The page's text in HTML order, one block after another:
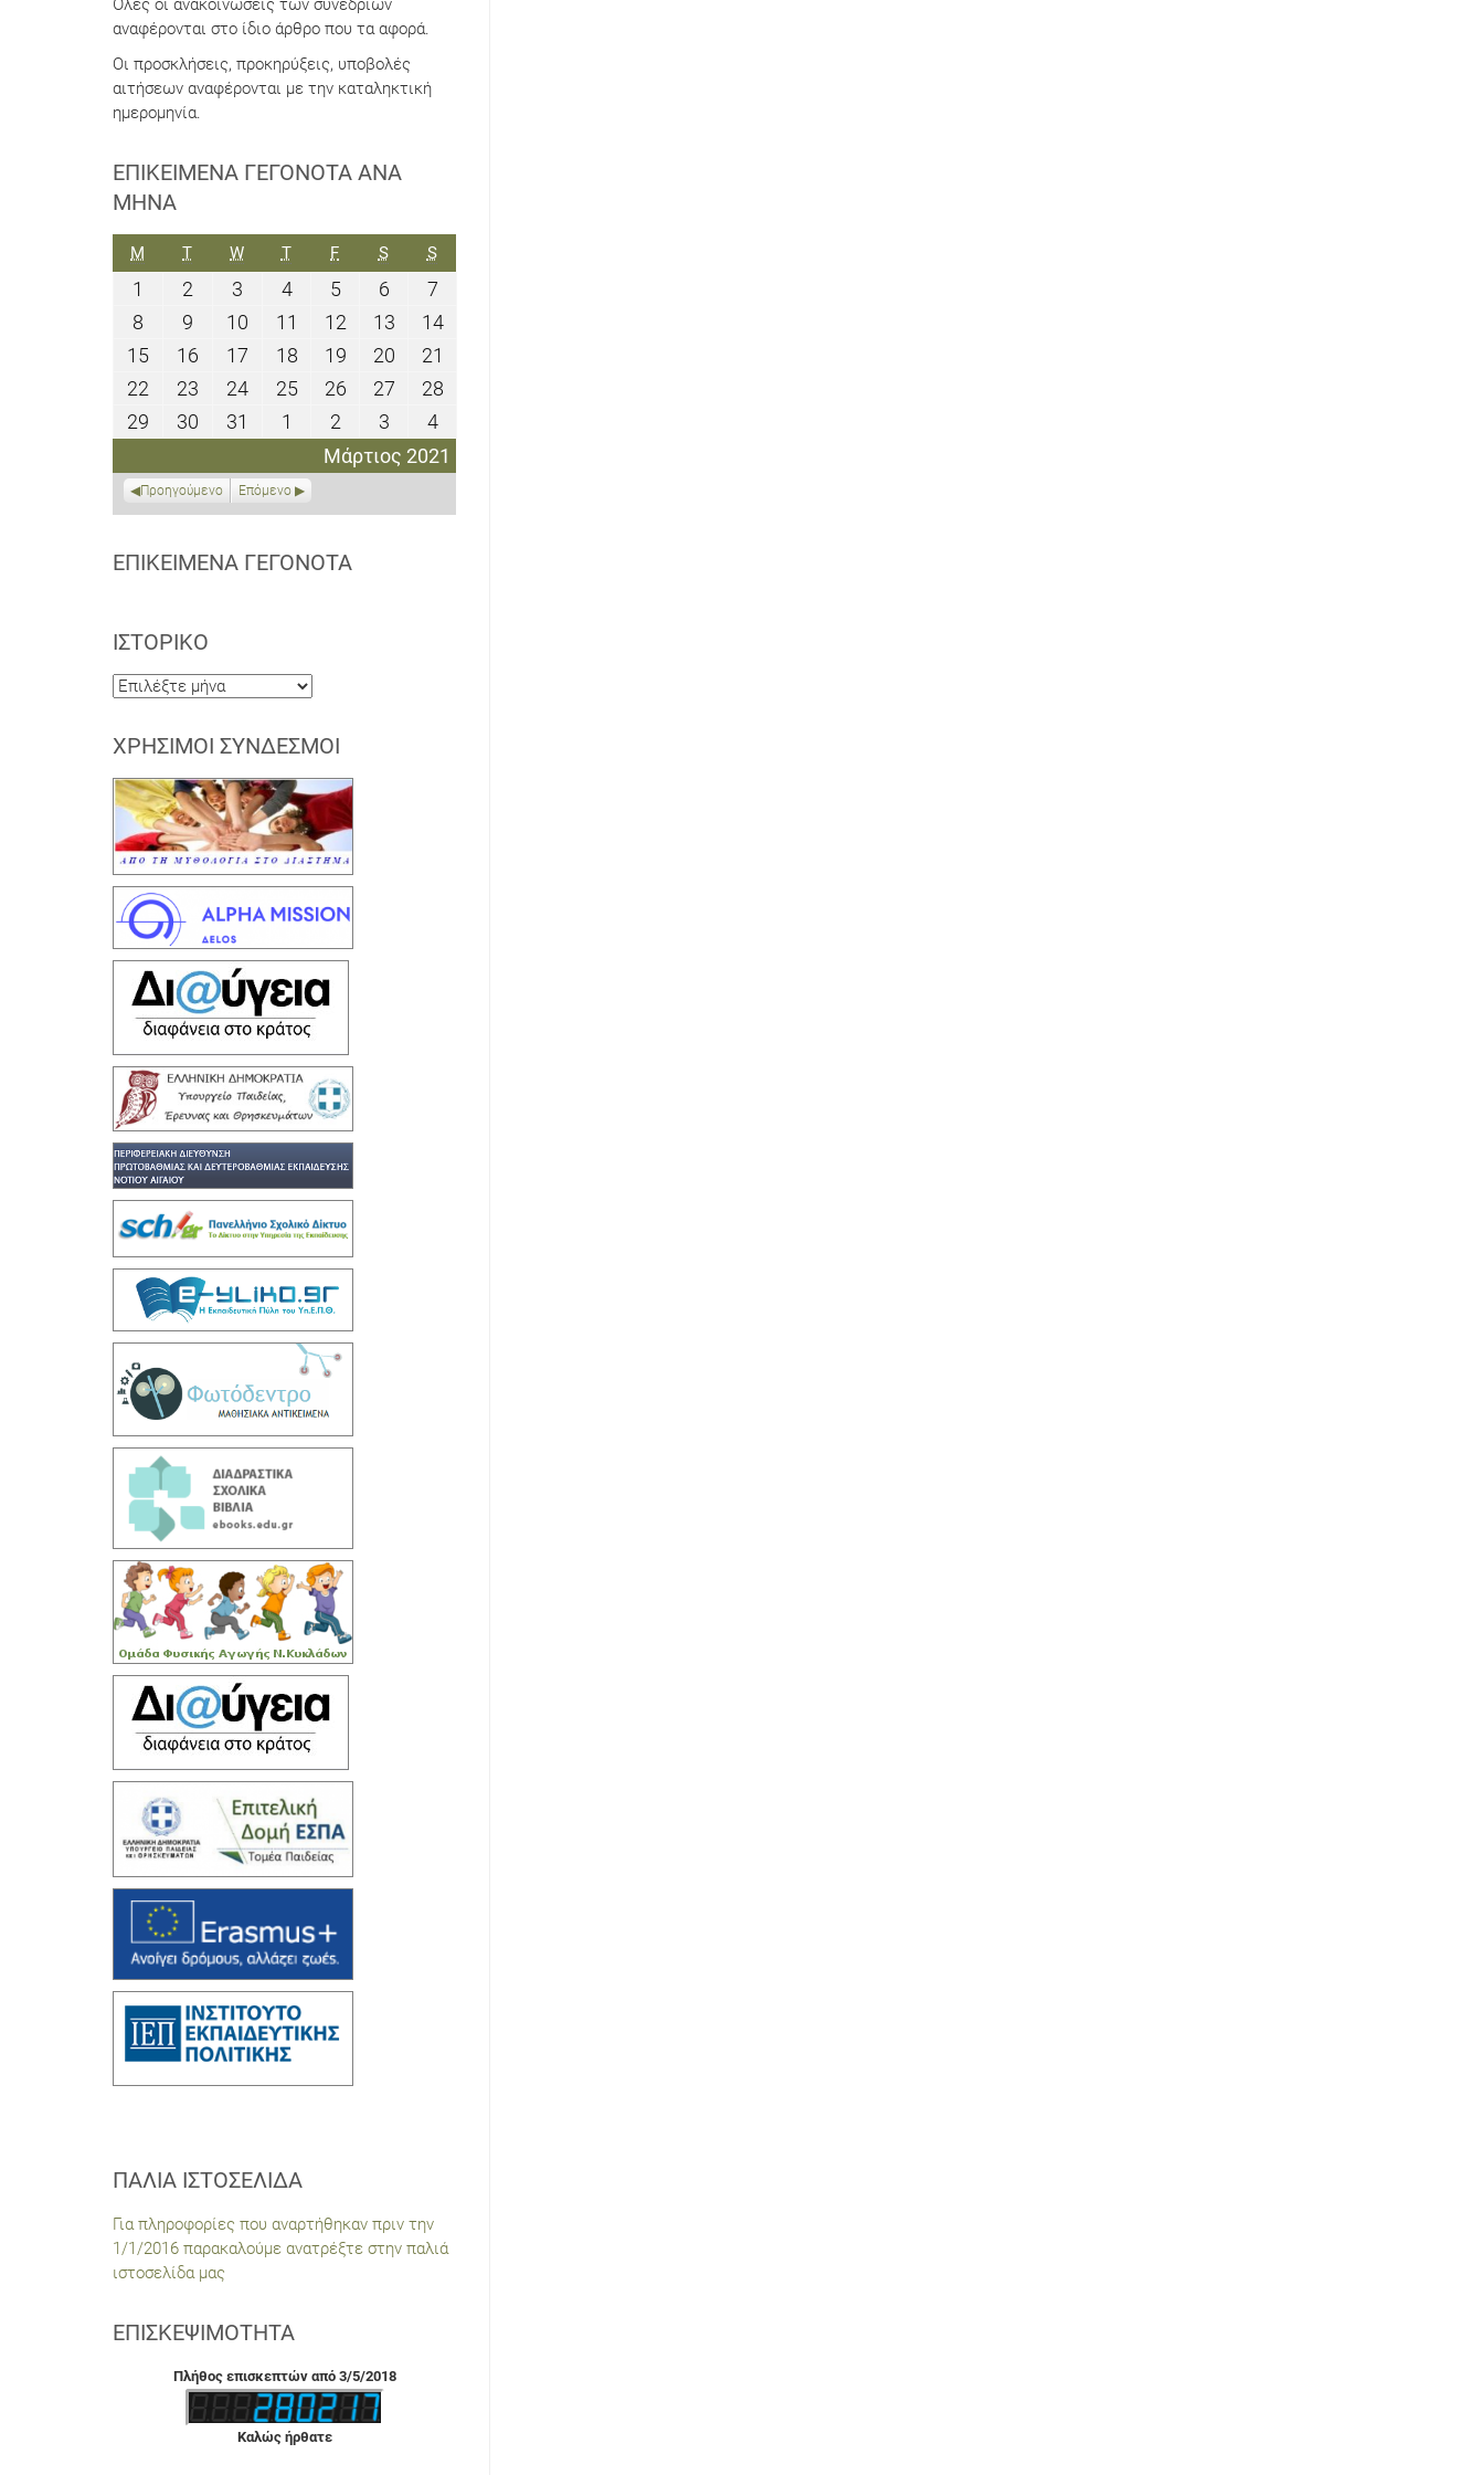
Όλες οι ανακοινώσεις των συνεδρίων
αναφέρονται στο ίδιο άρθρο που τα αφορά.
Οι προσκλήσεις, προκηρύξεις, υποβολές
αιτήσεων αναφέρονται με την καταληκτική
ημερομηνία.
ΕΠΙΚΕΊΜΕΝΑ ΓΕΓΟΝΌΤΑ ΑΝΆ
ΜΉΝΑ
Μάρτιος 2021
M ΔΕΥΤΈΡΑ
TΤΡΊΤΗWΤΕΤΆΡΤΗ
TΠΈΜΠΤΗ
FΠΑΡΑΣΚΕΥΉ
SΣΆΒΒΑΤΟ
SΚΥΡΙΑΚΉ
1
Μαρτίου
2021
2
Μαρτίου
2021
3
Μαρτίου
2021
44
Μαρτίου
2021
55
Μαρτίου
2021
66
Μαρτίου
2021
77
Μαρτίου
2021
8
Μαρτίου
2021
9
Μαρτίου
2021
10
Μαρτίου
2021
11
Μαρτίου
2021
1212
Μαρτίου
2021
1313
Μαρτίου
2021
1414
1515
Μαρτίου
2021
16
Μαρτίου
2021
17
Μαρτίου
2021
1818
Μαρτίου
2021
1919
Μαρτίου
2021
2020
Μαρτίου
2021
21
Μαρτίου
2021
22
Μαρτίου
2021
23
Μαρτίου
2021
2424
Μαρτίου
2021
2525
Μαρτίου
2021
2626
Μαρτίου
2021
2727
Μαρτίου
2021
2828
2021
29
Μαρτίου
30
Μαρτίου
31
Μαρτίου
1
Απριλίου
2021
22
Απριλίου
2021
33
Απριλίου
2021
44
Απριλίου
2021
Προηγούμενο Επόμενο
ΕΠΙΚΕΊΜΕΝΑ ΓΕΓΟΝΌΤΑ
ΙΣΤΟΡΙΚΌ
Ιστορικό
ΧΡΉΣΙΜΟΙ ΣΎΝΔΕΣΜΟΙ
ΠΑΛΙΆ ΙΣΤΟΣΕΛΊΔΑ
Για πληροφορίες που αναρτήθηκαν πριν την
1/1/2016 παρακαλούμε ανατρέξτε στην παλιά
ιστοσελίδα μας
ΕΠΙΣΚΕΨΙΜΌΤΗΤΑ
Πλήθος επισκεπτών από 3/5/2018
Καλώς ήρθατε